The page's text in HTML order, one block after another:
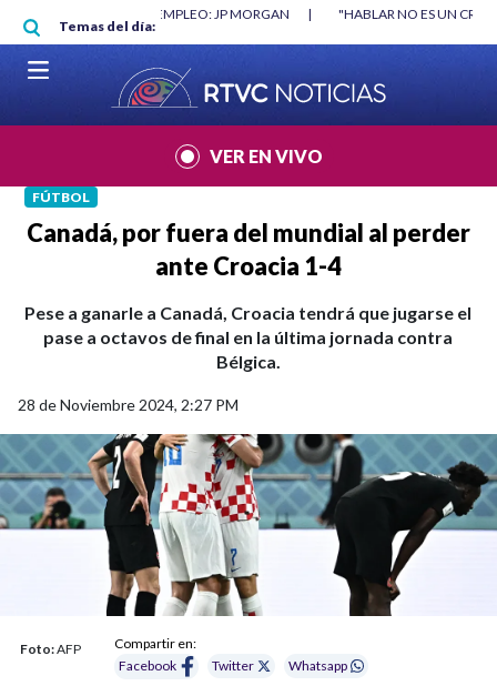
Pasar al contenido principal
Temas del día:
"HABLAR NO ES UN CRIMEN": CARTA DE BETO CORAL |
VER EN VIVO
FÚTBOL
Canadá, por fuera del mundial al perder
ante Croacia 1-4
Pese a ganarle a Canadá, Croacia tendrá que jugarse el
pase a octavos de final en la última jornada contra
Bélgica.
28 de Noviembre 2024, 2:27 PM
Foto:AFP
Compartir en:
Facebook
Twitter Whatsapp